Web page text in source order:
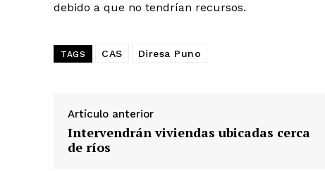
debido a que no tendrían recursos.
TAGS CAS Diresa Puno
Artículo anterior
Intervendrán viviendas ubicadas cerca
de ríos